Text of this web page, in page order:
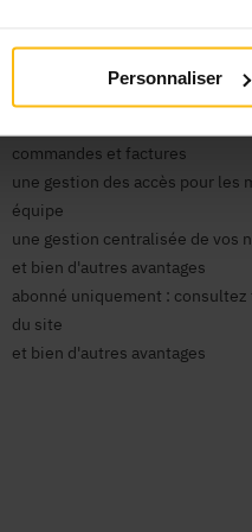
Personnaliser
?
commandes et factures
une gestion des accès pour les
équipe
une gestion centralisée de vos
et bien d'autres avantages
abonné uniquement :
du site
et bien d'autres avantages